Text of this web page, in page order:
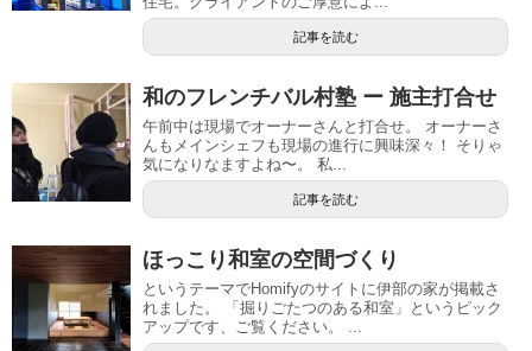
記事を読む
和のフレンチバル村塾 ー 施主打合せ
午前中は現場でオーナーさんと打合せ。 オーナーさ
んもメインシェフも現場の進行に興味深々！ そりゃ
気になりなますよね〜。 私...
記事を読む
ほっこり和室の空間づくり
というテーマでHomifyのサイトに伊部の家が掲載さ
れました。 「掘りごたつのある和室」というピック
アップです、ご覧ください。 ...